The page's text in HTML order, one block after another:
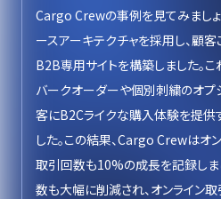
Cargo Crewの事例を見てみましょ
ースアーキテクチャを採用し、顧
B2B専用サイトを構築しました。
バークオーダーや個別刺繍のオプ
客にB2Cライクな購入体験を提供
した。この結果、Cargo Crewはオ
取引回数も10%の成長を記録しま
数も大幅に削減され、オンライン